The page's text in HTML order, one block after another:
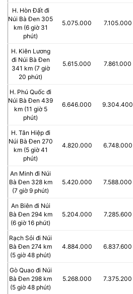
H. Hòn Đất đi
Núi Bà Đen 305
km (6 giờ 31
phút)
5.075.000 7.105.000
H. Kiên Lương
đi Núi Bà Đen
341 km (7 giờ
20 phút)
5.615.000 7.861.000
H. Phú Quốc đi
Núi Bà Đen 439
km (11 giờ 5
phút)
6.646.000 9.304.400
H. Tân Hiệp đi
Núi Bà Đen 270
km (5 giờ 41
phút)
4.820.000 6.748.000
An Minh đi Núi
Bà Đen 328 km
(7 giờ 9 phút)
5.420.000 7.588.000
An Biên đi Núi
Bà Đen 294 km
(6 giờ 16 phút)
5.204.000 7.285.600
Rạch Sỏi đi Núi
Bà Đen 274 km
(5 giờ 48 phút)
4.884.000 6.837.600
Gò Quao đi Núi
Bà Đen 298 km
(5 giờ 48 phút)
5.268.000 7.375.200